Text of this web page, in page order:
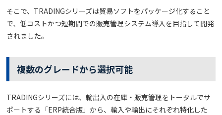
そこで、TRADINGシリーズは貿易ソフトをパッケージ化すること
で、低コストかつ短期間での販売管理システム導入を目指して開発
されました。
複数のグレードから選択可能
TRADINGシリーズには、輸出入の在庫・販売管理をトータルでサ
ポートする「ERP統合版」から、輸入や輸出にそれぞれ特化した